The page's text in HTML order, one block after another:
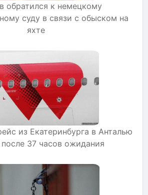
обратился к немецкому
суду в связи с обыском на
яхте
из Екатеринбурга в Анталью
после 37 часов ожидания